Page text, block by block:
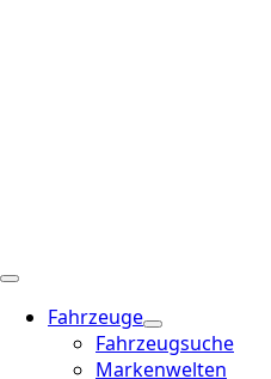
Fahrzeuge
Fahrzeugsuche
Markenwelten